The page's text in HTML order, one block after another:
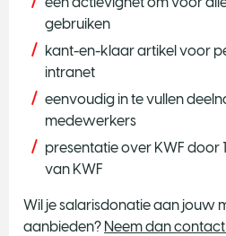
gebruiken
kant-en-klaar artikel voor
intranet
eenvoudig in te vullen
medewerkers
presentatie over KWF door
van KWF
​Wil je salarisdonatie aan jouw
aanbieden? Neem dan